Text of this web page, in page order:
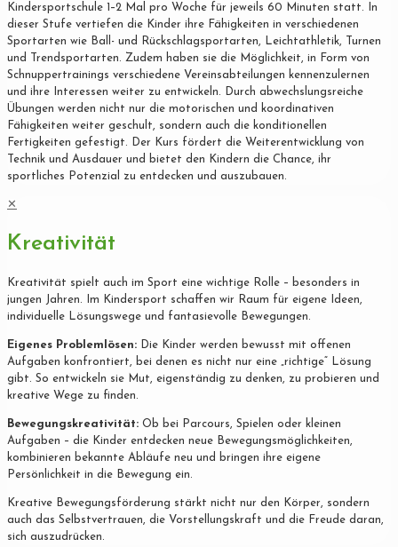
Kindersportschule 1–2 Mal pro Woche für jeweils 60 Minuten statt. In
dieser Stufe vertiefen die Kinder ihre Fähigkeiten in verschiedenen
Sportarten wie Ball- und Rückschlagsportarten, Leichtathletik, Turnen
und Trendsportarten. Zudem haben sie die Möglichkeit, in Form von
Schnuppertrainings verschiedene Vereinsabteilungen kennenzulernen
und ihre Interessen weiter zu entwickeln. Durch abwechslungsreiche
Übungen werden nicht nur die motorischen und koordinativen
Fähigkeiten weiter geschult, sondern auch die konditionellen
Fertigkeiten gefestigt. Der Kurs fördert die Weiterentwicklung von
Technik und Ausdauer und bietet den Kindern die Chance, ihr
sportliches Potenzial zu entdecken und auszubauen.
✕
Kreativität
Kreativität spielt auch im Sport eine wichtige Rolle – besonders in
jungen Jahren. Im Kindersport schaffen wir Raum für eigene Ideen,
individuelle Lösungswege und fantasievolle Bewegungen.
Eigenes Problemlösen: Die Kinder werden bewusst mit offenen
Aufgaben konfrontiert, bei denen es nicht nur eine „richtige“ Lösung
gibt. So entwickeln sie Mut, eigenständig zu denken, zu probieren und
kreative Wege zu finden.
Bewegungskreativität: Ob bei Parcours, Spielen oder kleinen
Aufgaben – die Kinder entdecken neue Bewegungsmöglichkeiten,
kombinieren bekannte Abläufe neu und bringen ihre eigene
Persönlichkeit in die Bewegung ein.
Kreative Bewegungsförderung stärkt nicht nur den Körper, sondern
auch das Selbstvertrauen, die Vorstellungskraft und die Freude daran,
sich auszudrücken.